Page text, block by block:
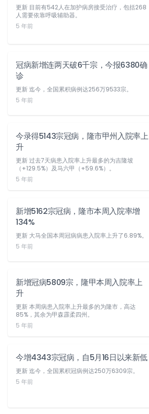
更新 目前有542人在加护病房接受治疗，包括268
人需要依靠呼吸辅助器。
5 年前
冠病新增连两天破6千宗，今报6380确
诊
更新 迄今，全国累积病例达256万9533宗。
5 年前
今录得5143宗冠病，隆市甲州入院率上
升
更新 过去7天病患入院率上升最多的为吉隆坡
（+129.5%）及马六甲（+59.6%）。
5 年前
新增5162宗冠病，隆市本周入院率增
134%
更新 大马全国本周冠病病患入院率上升了6.89%。
5 年前
新增冠病5809宗，隆甲本周入院率上
升
更新 本周病患入院率上升最多的为隆市，高达
85%，其余为甲森霹柔四州。
5 年前
今增4343宗冠病，自5月16日以来新低
更新 迄今，全国累积冠病例达250万6309宗。
5 年前